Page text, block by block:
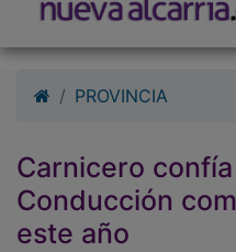
PROVINCIA
Carnicero
Conducción
este año